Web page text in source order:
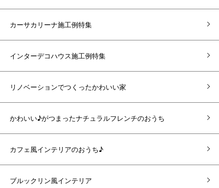
カーサカリーナ施工例特集
インターデコハウス施工例特集
リノベーションでつくったかわいい家
かわいい♪がつまったナチュラルフレンチのおうち
カフェ風インテリアのおうち♪
ブルックリン風インテリア